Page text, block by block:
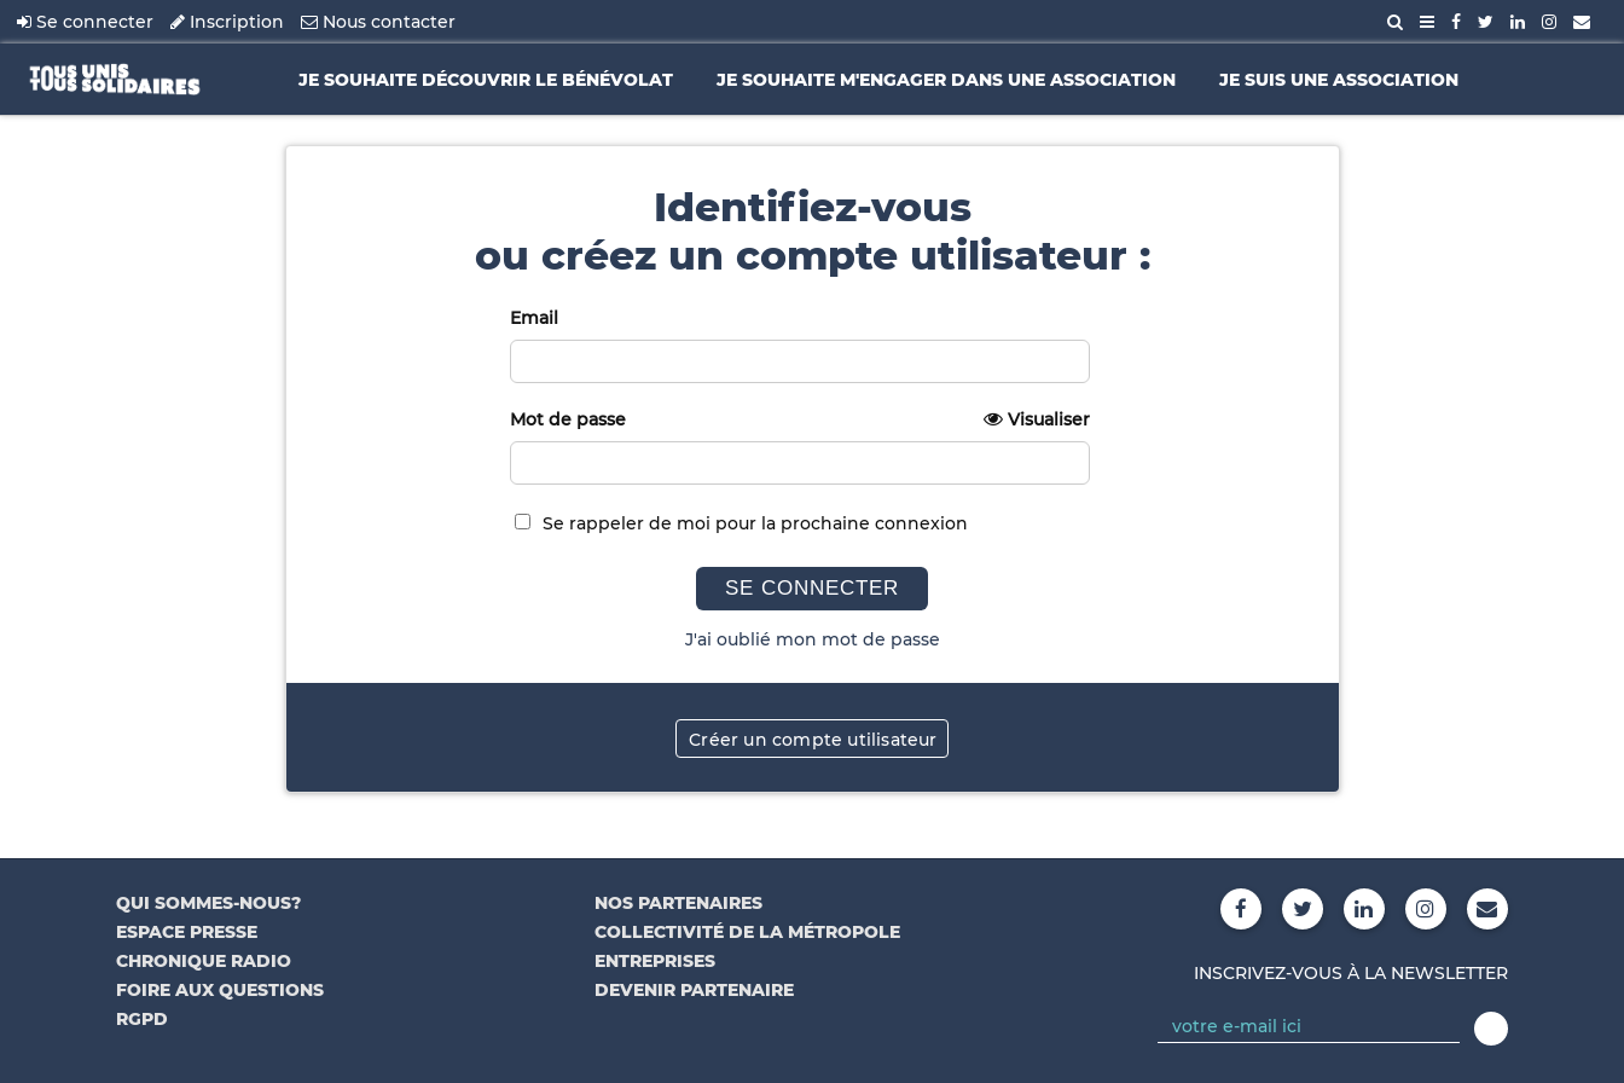
Se connecter Inscription Nous contacter
JE SOUHAITE DÉCOUVRIR LE BÉNÉVOLAT JE SOUHAITE M'ENGAGER DANS UNE ASSOCIATION JE SUIS UNE ASSOCIATION
Identifiez-vous
ou créez un compte utilisateur :
Email
Mot de passe Visualiser
Se rappeler de moi pour la prochaine connexion
SE CONNECTER
J'ai oublié mon mot de passe
Créer un compte utilisateur
QUI SOMMES-NOUS?
ESPACE PRESSE
CHRONIQUE RADIO
FOIRE AUX QUESTIONS
RGPD
NOS PARTENAIRES
COLLECTIVITÉ DE LA MÉTROPOLE
ENTREPRISES
DEVENIR PARTENAIRE
INSCRIVEZ-VOUS À LA NEWSLETTER